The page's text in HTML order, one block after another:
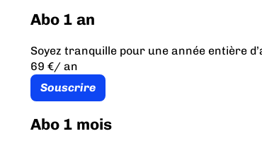
Abo 1 an
Soyez tranquille pour une année entière
69 €/ an
Souscrire
Abo 1 mois